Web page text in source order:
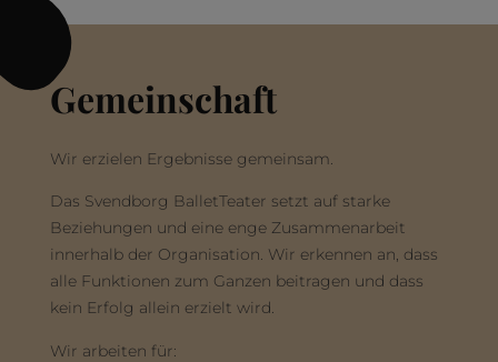
Gemeinschaft
Wir erzielen Ergebnisse gemeinsam.
Das Svendborg BalletTeater setzt auf starke
Beziehungen und eine enge Zusammenarbeit
innerhalb der Organisation. Wir erkennen an, dass
alle Funktionen zum Ganzen beitragen und dass
kein Erfolg allein erzielt wird.
Wir arbeiten für: